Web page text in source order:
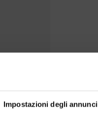
Impostazioni degli annunci